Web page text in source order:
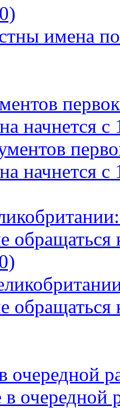
начнется с
очередной